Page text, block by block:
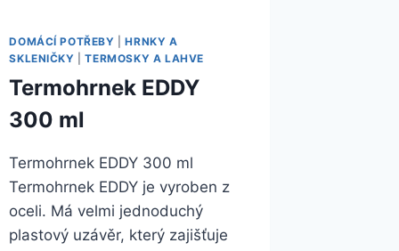
DOMÁCÍ POTŘEBY |HRNKY A
SKLENIČKY |TERMOSKY A LAHVE
Termohrnek EDDY
300 ml
Termohrnek EDDY 300 ml
Termohrnek EDDY je vyroben z
oceli. Má velmi jednoduchý
plastový uzávěr, který zajišťuje